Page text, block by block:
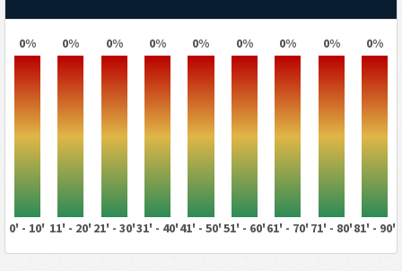
0% 0% 0% 0% 0% 0% 0% 0% 0%
0' - 10' 11' - 20' 21' - 30'31' - 40'41' - 50'51' - 60'61' - 70' 71' - 80'81' - 90'